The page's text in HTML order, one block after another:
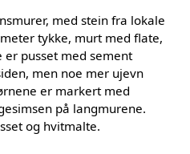
med stein fra lokale
tykke, murt med flate,
er pusset med sement
men noe mer ujevn
er markert med
på langmurene.
og hvitmalte.